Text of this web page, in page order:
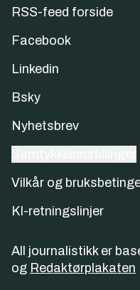
RSS-feed forside
Facebook
Linkedin
Bsky
Nyhetsbrev
Vilkår og
KI-retningslinjer
All journalistikk er
og Redaktørplakaten